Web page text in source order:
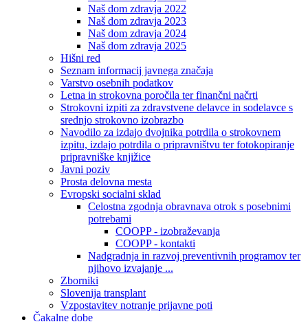
Naš dom zdravja 2022
Naš dom zdravja 2023
Naš dom zdravja 2024
Naš dom zdravja 2025
Hišni red
Seznam informacij javnega značaja
Varstvo osebnih podatkov
Letna in strokovna poročila ter finančni načrti
Strokovni izpiti za zdravstvene delavce in sodelavce s
srednjo strokovno izobrazbo
Navodilo za izdajo dvojnika potrdila o strokovnem
izpitu, izdajo potrdila o pripravništvu ter fotokopiranje
pripravniške knjižice
Javni poziv
Prosta delovna mesta
Evropski socialni sklad
Celostna zgodnja obravnava otrok s posebnimi
potrebami
COOPP - izobraževanja
COOPP - kontakti
Nadgradnja in razvoj preventivnih programov ter
njihovo izvajanje ...
Zborniki
Slovenija transplant
Vzpostavitev notranje prijavne poti
Čakalne dobe